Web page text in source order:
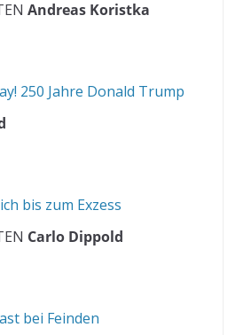
Andreas Koristka
250 Jahre Donald Trump
bis zum Exzess
Carlo Dippold
bei Feinden